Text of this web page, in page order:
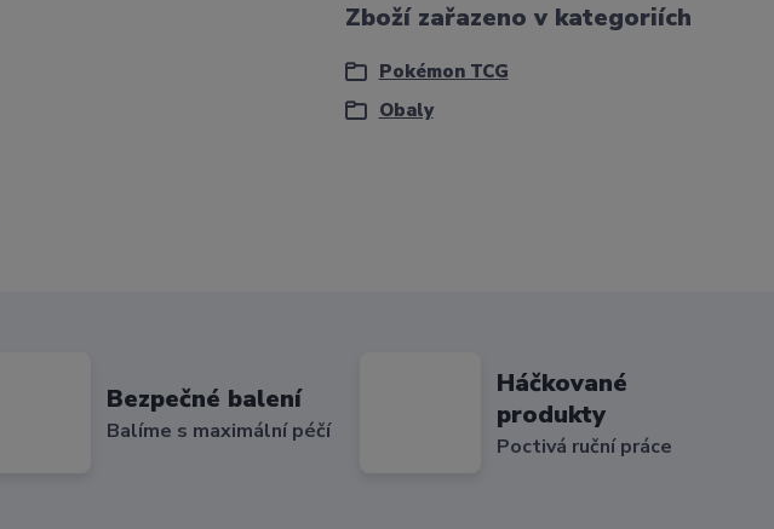
Zboží zařazeno v kategoriích
Pokémon TCG
Obaly
Bezpečné balení
Balíme s maximální péčí
Háčkované
produkty
Poctivá ruční práce